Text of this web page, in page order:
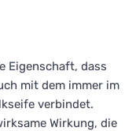
Eigenschaft, dass
mit dem immer im
verbindet.
Wirkung, die